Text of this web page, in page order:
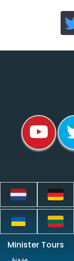
Minister Tours
مدونة